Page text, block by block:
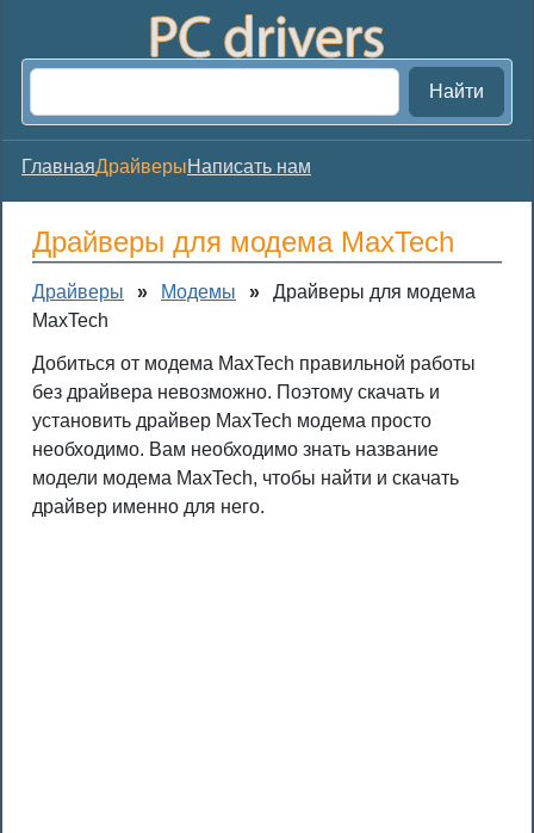
Найти
ГлавнаяДрайверыНаписать нам
Драйверы для модема MaxTech
Драйверы » Модемы »
Драйверы для модема
MaxTech
Добиться от модема MaxTech правильной работы
без драйвера невозможно. Поэтому скачать и
установить драйвер MaxTech модема просто
необходимо. Вам необходимо знать название
модели модема MaxTech, чтобы найти и скачать
драйвер именно для него.